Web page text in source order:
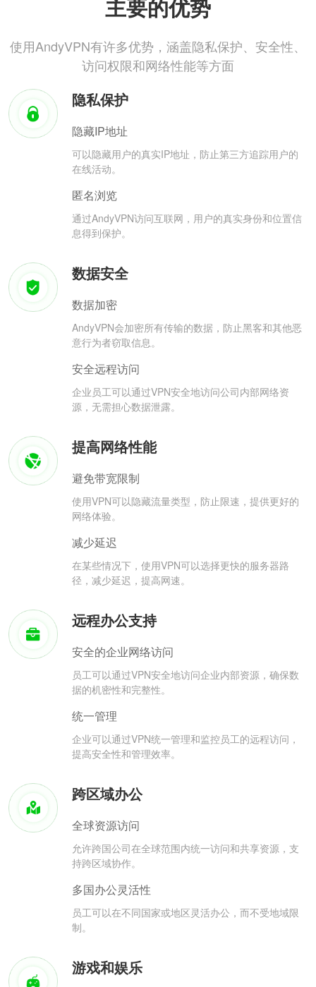
主要的优势
使用AndyVPN有许多优势，涵盖隐私保护、安全性、
访问权限和网络性能等方面
隐私保护
隐藏IP地址
可以隐藏用户的真实IP地址，防止第三方追踪用户的
在线活动。
匿名浏览
通过AndyVPN访问互联网，用户的真实身份和位置信
息得到保护。
数据安全
数据加密
AndyVPN会加密所有传输的数据，防止黑客和其他恶
意行为者窃取信息。
安全远程访问
企业员工可以通过VPN安全地访问公司内部网络资
源，无需担心数据泄露。
提高网络性能
避免带宽限制
使用VPN可以隐藏流量类型，防止限速，提供更好的
网络体验。
减少延迟
在某些情况下，使用VPN可以选择更快的服务器路
径，减少延迟，提高网速。
远程办公支持
安全的企业网络访问
员工可以通过VPN安全地访问企业内部资源，确保数
据的机密性和完整性。
统一管理
企业可以通过VPN统一管理和监控员工的远程访问，
提高安全性和管理效率。
跨区域办公
全球资源访问
允许跨国公司在全球范围内统一访问和共享资源，支
持跨区域协作。
多国办公灵活性
员工可以在不同国家或地区灵活办公，而不受地域限
制。
游戏和娱乐